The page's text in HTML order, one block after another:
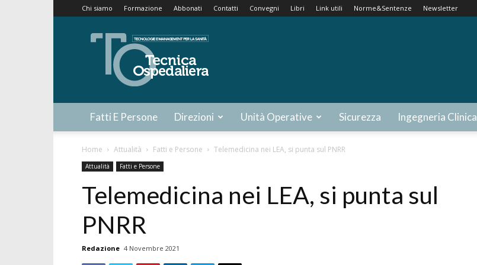
Chi siamo Formazione Abbonati Contatti Convegni Libri Link utili Norme&Sentenze Newsletter
Tecnica
Ospedaliera
Fatti E Persone Direzioni Unità Operative Sicurezza Ingegneria Clinica
Home Attualità Fatti e Persone Telemedicina nei LEA, si punta sul PNRR
Attualità Fatti e Persone
Telemedicina nei LEA, si punta sul
PNRR
Redazione 4 Novembre 2021